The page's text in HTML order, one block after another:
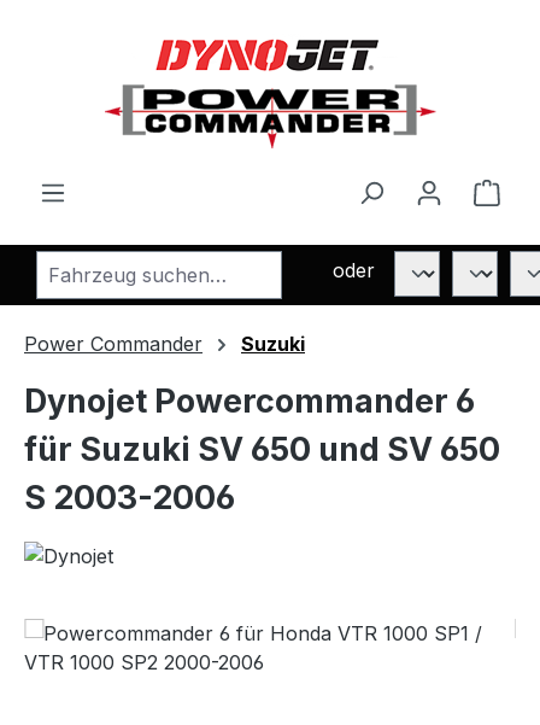
oder
Power Commander Suzuki
Dynojet Powercommander 6
für Suzuki SV 650 und SV 650
S 2003-2006
Bildergalerie überspringen